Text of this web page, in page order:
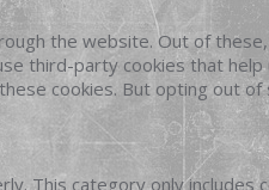
the website. Out of
third-party cookies that
cookies. But opting out
This category only